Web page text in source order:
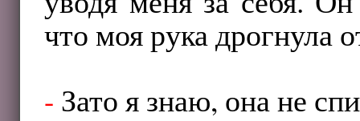
что моя рука дрогнула
- Зато я знаю, она не